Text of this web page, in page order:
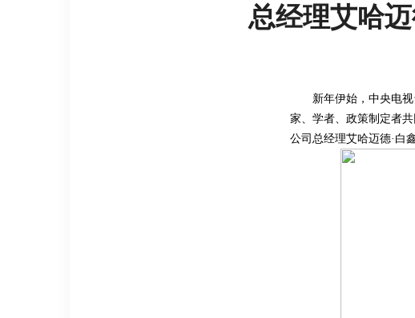
总经理艾哈
新年伊始，中央电
家、学者、政策制定者
公司总经理艾哈迈德·白